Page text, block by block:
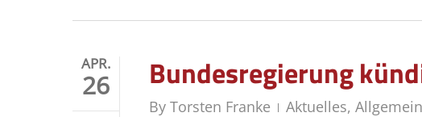
APR.
26 Bundesregierung
By Torsten Franke Aktuelles, Allgemein